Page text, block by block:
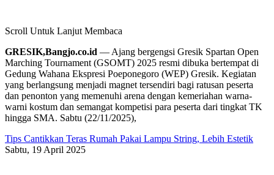
Scroll Untuk Lanjut Membaca
GRESIK,Bangjo.co.id — Ajang bergengsi Gresik Spartan Open
Marching Tournament (GSOMT) 2025 resmi dibuka bertempat di
Gedung Wahana Ekspresi Poeponegoro (WEP) Gresik. Kegiatan
yang berlangsung menjadi magnet tersendiri bagi ratusan peserta
dan penonton yang memenuhi arena dengan kemeriahan warna-
warni kostum dan semangat kompetisi para peserta dari tingkat TK
hingga SMA. Sabtu (22/11/2025),
Tips Cantikkan Teras Rumah Pakai Lampu String, Lebih Estetik
Sabtu, 19 April 2025